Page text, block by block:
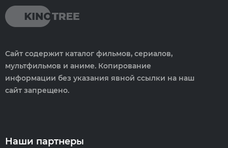
Сайт содержит каталог фильмов, сериалов,
мультфильмов и аниме. Копирование
информации без указания явной ссылки на наш
сайт запрещено.
Наши партнеры